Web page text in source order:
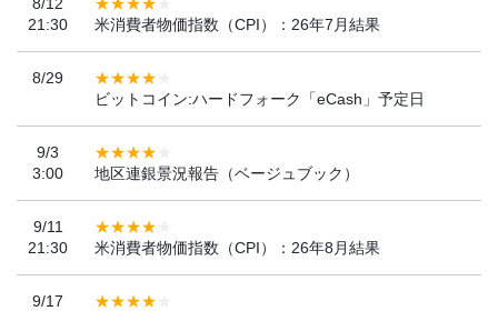
21:30
米消費者物価指数（CPI）：26年7月結果
8/29
ビットコイン:ハードフォーク「eCash」予定日
9/3
3:00
地区連銀景況報告（ベージュブック）
9/11
21:30
米消費者物価指数（CPI）：26年8月結果
9/17